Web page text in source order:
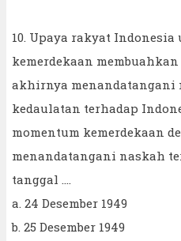
10. Upaya rakyat
kemerdekaan
akhirnya menandatangani
kedaulatan terhadap
momentum kemerdekaan
menandatangani naskah
tanggal ....
a. 24 Desember 1949
b. 25 Desember 1949